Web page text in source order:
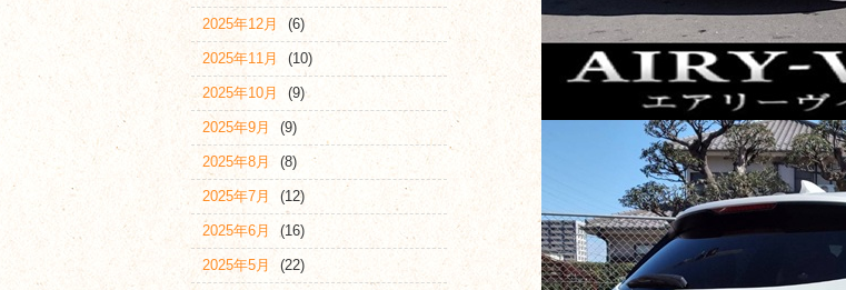
2025年12月 (6)
2025年11月 (10)
2025年10月 (9)
2025年9月 (9)
2025年8月 (8)
2025年7月 (12)
2025年6月 (16)
2025年5月 (22)